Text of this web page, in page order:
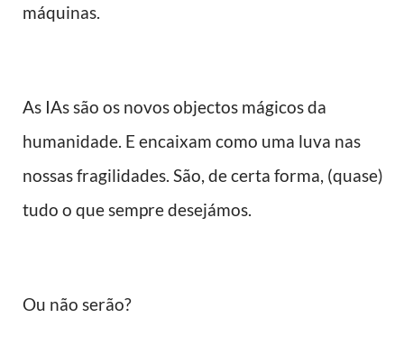
máquinas.
As IAs são os novos objectos mágicos da
humanidade. E encaixam como uma luva nas
nossas fragilidades. São, de certa forma, (quase)
tudo o que sempre desejámos.
Ou não serão?